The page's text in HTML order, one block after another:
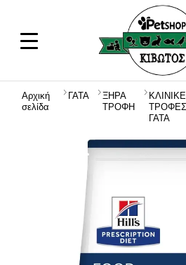
Αρχική
σελίδα
ΓΑΤΑ
ΞΗΡΑ
ΤΡΟΦΗ
ΓΑΤΑ